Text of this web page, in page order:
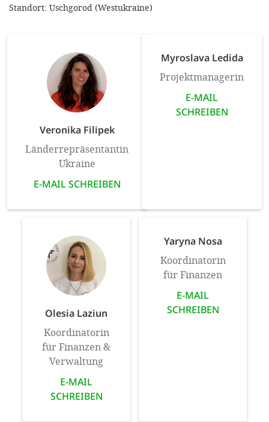
Standort: Uschgorod (Westukraine)
Veronika Filipek
Länderrepräsentantin
Ukraine
E-MAIL SCHREIBEN
Myroslava Ledida
Projektmanagerin
E-MAIL
SCHREIBEN
Olesia Laziun
Koordinatorin
für Finanzen &
Verwaltung
E-MAIL
SCHREIBEN
Yaryna Nosa
Koordinatorin
für Finanzen
E-MAIL
SCHREIBEN